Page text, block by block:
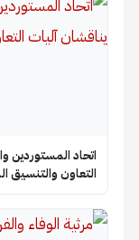
اتحاد المستوردين
التعاون والتنسيق